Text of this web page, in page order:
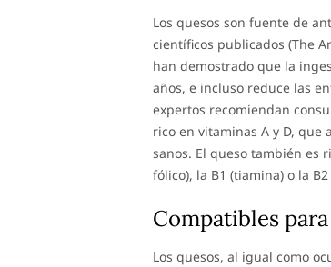
Los quesos son fuente de
científicos publicados (The
han demostrado que la
años, e incluso reduce las
expertos recomiendan
rico en vitaminas A y D, que
sanos. El queso también es
fólico), la B1 (tiamina) o la
Compatibles
Los quesos, al igual como